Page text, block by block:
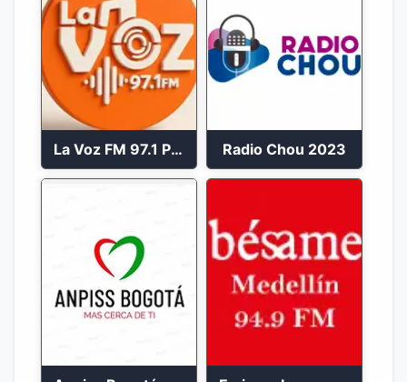
La Voz FM 97.1 Popayán en Vivo Radio Chou 2023